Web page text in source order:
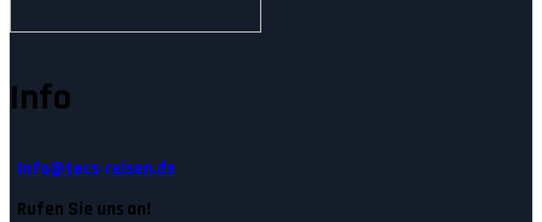
Info
Info@tecs-reisen.de
Rufen Sie uns an!